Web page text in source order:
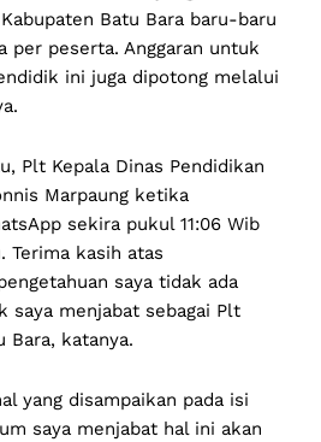
Batu Bara baru-baru
per peserta. Anggaran untuk
ini juga dipotong melalui
Plt Kepala Dinas Pendidikan
Marpaung ketika
sekira pukul 11:06 Wib
Terima kasih atas
saya tidak ada
saya menjabat sebagai Plt
Bara, katanya.
yang disampaikan pada isi
saya menjabat hal ini akan